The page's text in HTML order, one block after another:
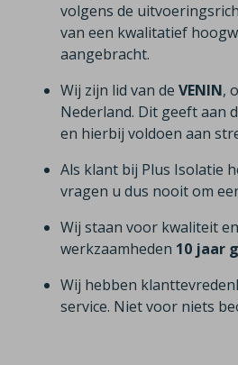
volgens de
van een kwalitatief
aangebracht.
Wij zijn lid van deVENIN,
Nederland. Dit geeft aan
en hierbij voldoen aan
Als klant bij Plus Isolatie
vragen u dus nooit om
Wij staan voor kwaliteit
werkzaamheden 10 jaar
Wij hebben
service. Niet voor niets